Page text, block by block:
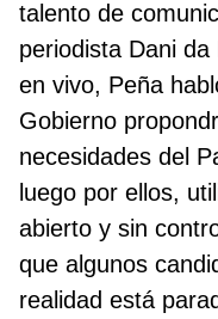
talento de
periodista Dani
en vivo, Peña
Gobierno
necesidades del
luego por ellos,
abierto y sin
que algunos
realidad está